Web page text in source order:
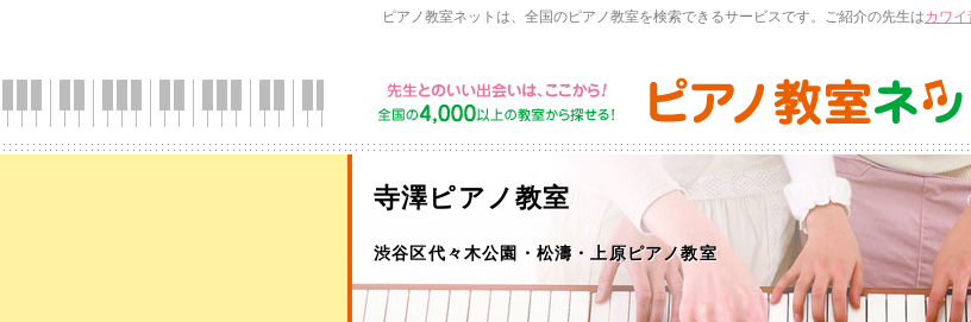
ピアノ教室ネットは、全国のピアノ教室を検索できるサービスです。ご紹介の先生はカワ
寺澤ピアノ教室
渋谷区代々木公園・松濤・上原ピアノ教室